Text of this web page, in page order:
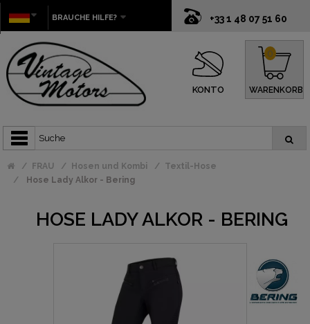
+33 1 48 07 51 60
BRAUCHE HILFE?
KONTO WARENKORB
0
FRAU Hosen und Kombi
Textil-Hose
Hose Lady Alkor - Bering
HOSE LADY ALKOR - BERING